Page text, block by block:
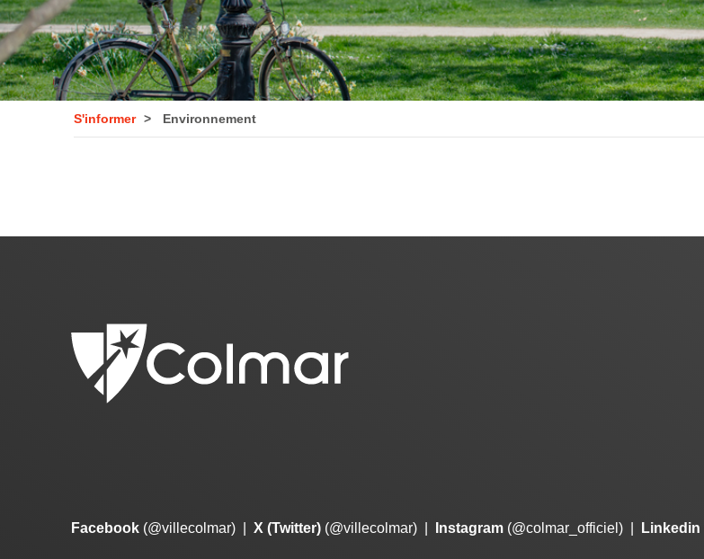
S'informer Environnement
Facebook (@villecolmar) X (Twitter) (@villecolmar) Instagram (@colmar_officiel) Linkedin